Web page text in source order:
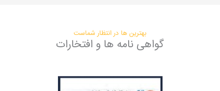
بهترین ها در انتظار شماست
گواهی نامه ها و افتخارات